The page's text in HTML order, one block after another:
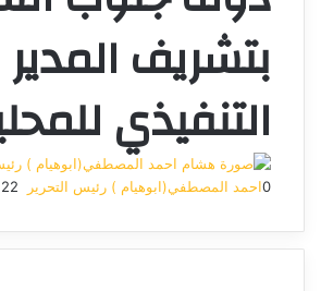
بتشريف المدير
التنفيذي
احمد المصطفي(ابوهيام ) رئيس التحرير
22 أبريل، 2025 0